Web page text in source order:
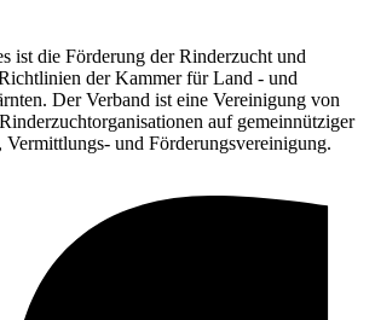
ist die Förderung der Rinderzucht und
der Kammer für Land - und
Der Verband ist eine Vereinigung von
auf gemeinnütziger
Vermittlungs- und Förderungsvereinigung.